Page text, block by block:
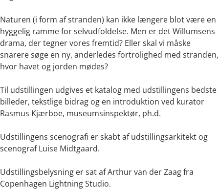
Naturen (i form af stranden) kan ikke længere blot være en
hyggelig ramme for selvudfoldelse. Men er det Willumsens
drama, der tegner vores fremtid? Eller skal vi måske
snarere søge en ny, anderledes fortrolighed med stranden,
hvor havet og jorden mødes?
Til udstillingen udgives et katalog med udstillingens bedste
billeder, tekstlige bidrag og en introduktion ved kurator
Rasmus Kjærboe, museumsinspektør, ph.d.
Udstillingens scenografi er skabt af udstillingsarkitekt og
scenograf Luise Midtgaard.
Udstillingsbelysning er sat af Arthur van der Zaag fra
Copenhagen Lightning Studio.